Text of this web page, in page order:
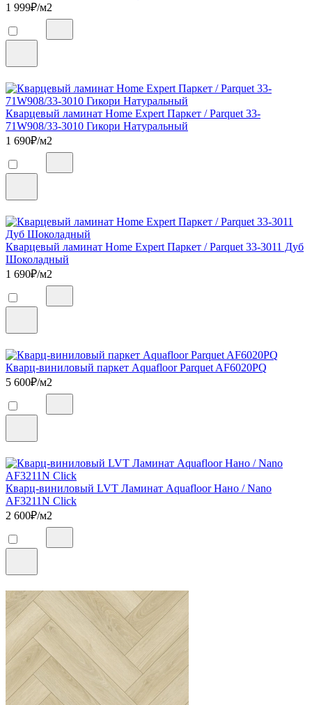
1 999₽/м2
Кварцевый ламинат Home Expert Паркет / Parquet 33-
71W908/33-3010 Гикори Натуральный
1 690₽/м2
Кварцевый ламинат Home Expert Паркет / Parquet 33-3011 Дуб
Шоколадный
1 690₽/м2
Кварц-виниловый паркет Aquafloor Parquet AF6020PQ
5 600₽/м2
Кварц-виниловый LVT Ламинат Aquafloor Нано / Nano
AF3211N Click
2 600₽/м2